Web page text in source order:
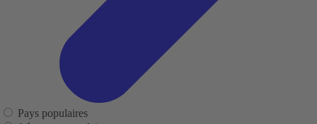
Pays populaires